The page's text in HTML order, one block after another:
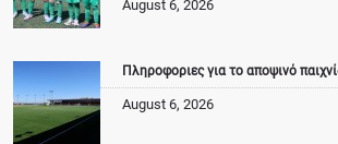
August 6, 2026
Πληροφοριες για το αποψινό
August 6, 2026